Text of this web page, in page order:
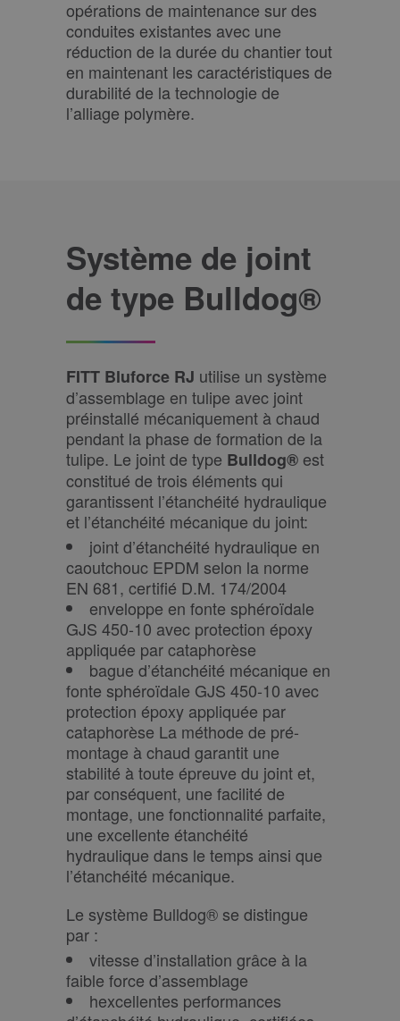
opérations de maintenance sur des
conduites existantes avec une
réduction de la durée du chantier tout
en maintenant les caractéristiques de
durabilité de la technologie de
l’alliage polymère.
Système de joint
de type Bulldog®
FITT Bluforce RJ utilise un système
d’assemblage en tulipe avec joint
préinstallé mécaniquement à chaud
pendant la phase de formation de la
tulipe. Le joint de type Bulldog® est
constitué de trois éléments qui
garantissent l’étanchéité hydraulique
et l’étanchéité mécanique du joint:
joint d’étanchéité hydraulique en
caoutchouc EPDM selon la norme
EN 681, certifié D.M. 174/2004
enveloppe en fonte sphéroïdale
GJS 450-10 avec protection époxy
appliquée par cataphorèse
bague d’étanchéité mécanique en
fonte sphéroïdale GJS 450-10 avec
protection époxy appliquée par
cataphorèse La méthode de pré-
montage à chaud garantit une
stabilité à toute épreuve du joint et,
par conséquent, une facilité de
montage, une fonctionnalité parfaite,
une excellente étanchéité
hydraulique dans le temps ainsi que
l’étanchéité mécanique.
Le système Bulldog® se distingue
par :
vitesse d’installation grâce à la
faible force d’assemblage
hexcellentes performances